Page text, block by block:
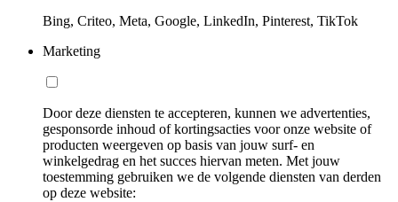
Bing, Criteo, Meta, Google, LinkedIn, Pinterest, TikTok
Marketing
Door deze diensten te accepteren, kunnen we advertenties,
gesponsorde inhoud of kortingsacties voor onze website of
producten weergeven op basis van jouw surf- en
winkelgedrag en het succes hiervan meten. Met jouw
toestemming gebruiken we de volgende diensten van derden
op deze website: